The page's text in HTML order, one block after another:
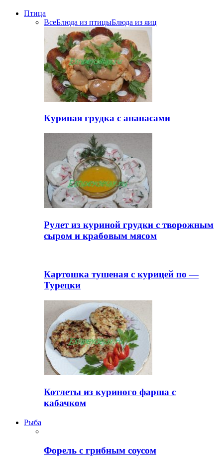
Птица
ВсеБлюда из птицыБлюда из яиц
Куриная грудка с ананасами
Рулет из куриной грудки с творожным
сыром и крабовым мясом
Картошка тушеная с курицей по —
Турецки
Котлеты из куриного фарша с
кабачком
Рыба
Форель с грибным соусом